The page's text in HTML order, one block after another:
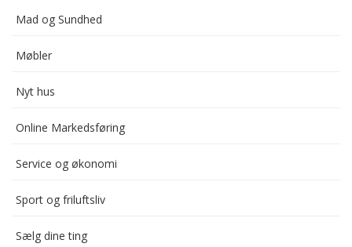
Mad og Sundhed
Møbler
Nyt hus
Online Markedsføring
Service og økonomi
Sport og friluftsliv
Sælg dine ting